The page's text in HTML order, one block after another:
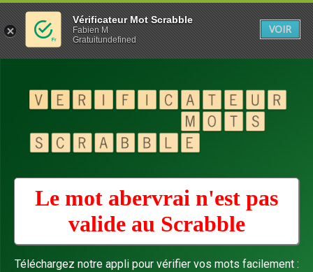
Le mot abervrai n'est pas
valide au Scrabble
Téléchargez notre appli pour vérifier vos mots facilement :
Vérificateur Mot Scrabble
Fabien M
Gratuitundefined
VOIR